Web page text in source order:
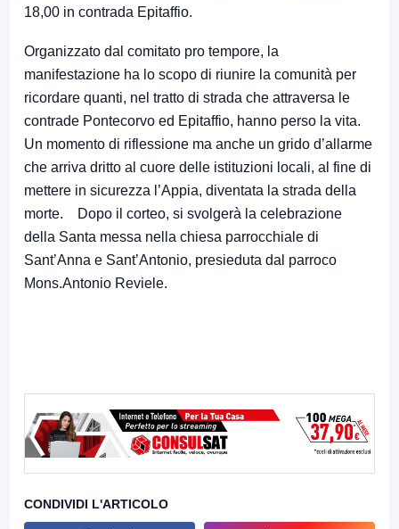
18,00 in contrada Epitaffio.
Organizzato dal comitato pro tempore, la
manifestazione ha lo scopo di riunire la comunità per
ricordare quanti, nel tratto di strada che attraversa le
contrade Pontecorvo ed Epitaffio, hanno perso la vita.
Un momento di riflessione ma anche un grido d’allarme
che arriva dritto al cuore delle istituzioni locali, al fine di
mettere in sicurezza l’Appia, diventata la strada della
morte. Dopo il corteo, si svolgerà la celebrazione
della Santa messa nella chiesa parrocchiale di
Sant’Anna e Sant’Antonio, presieduta dal parroco
Mons.Antonio Reviele.
CONDIVIDI L'ARTICOLO